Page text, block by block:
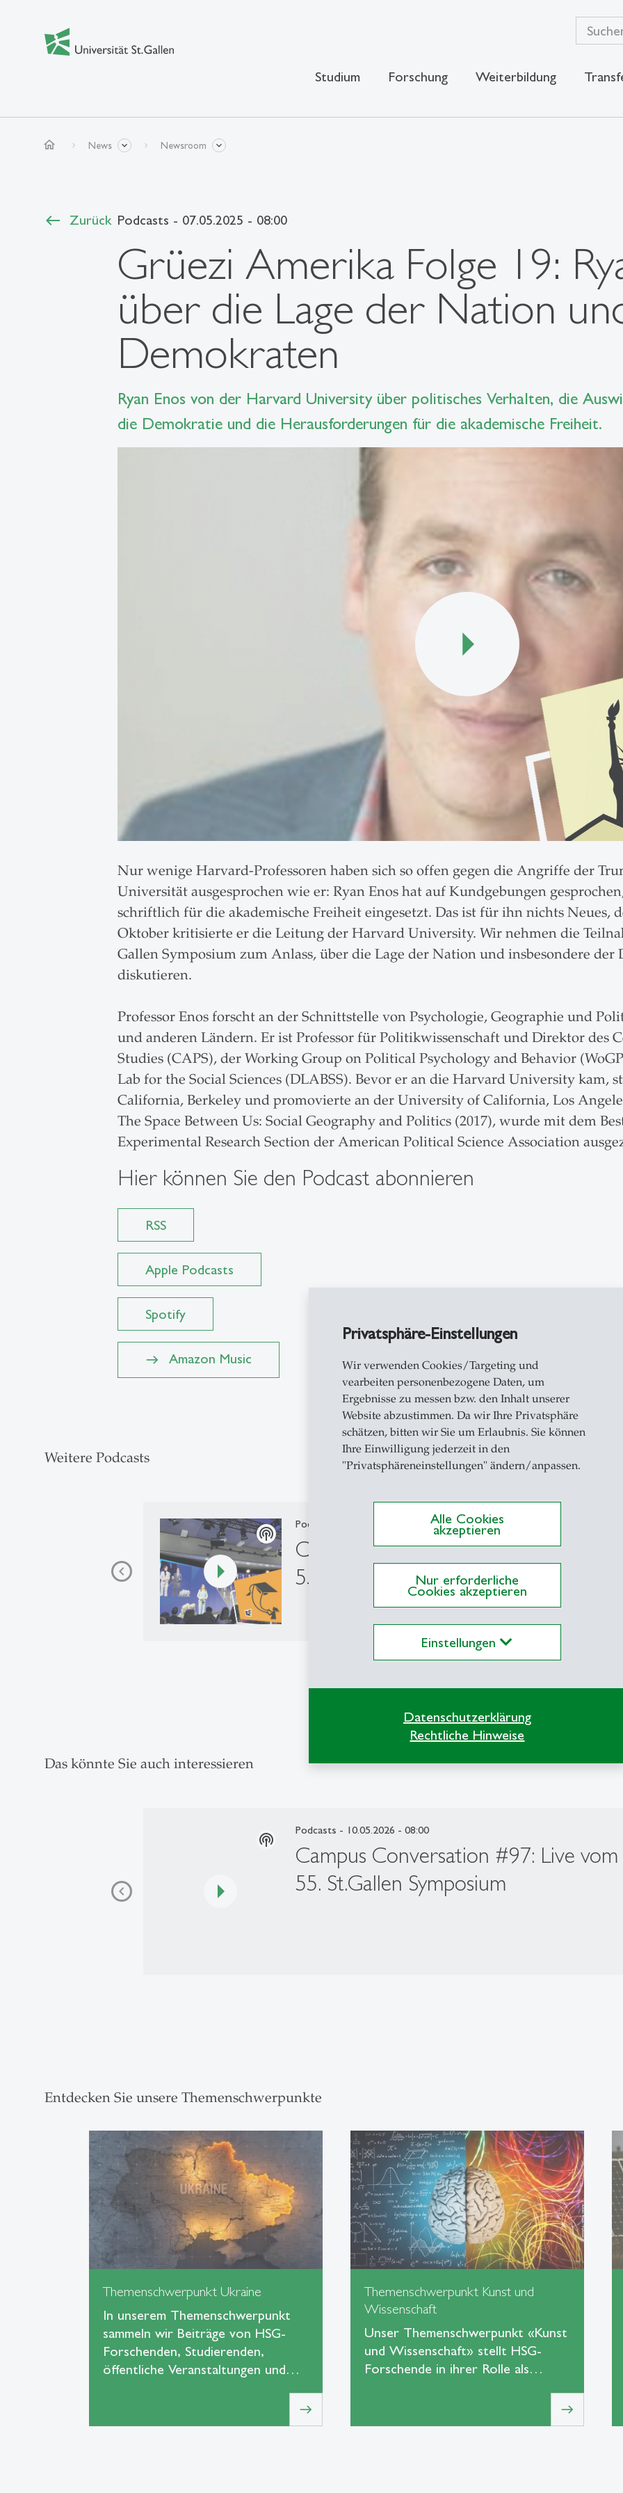
Privatsphäre-Einstellungen
Wir verwenden Cookies/Targeting und
vearbeiten personenbezogene Daten, um
Ergebnisse zu messen bzw. den Inhalt unserer
Website abzustimmen. Da wir Ihre Privatsphäre
schätzen, bitten wir Sie um Erlaubnis. Sie können
Ihre Einwilligung jederzeit in den
"Privatsphäreneinstellungen" ändern/anpassen.
Alle Cookies
akzeptieren
Nur erforderliche
Cookies akzeptieren
Einstellungen
Datenschutzerklärung
Rechtliche Hinweise
Studium Forschung Weiterbildung
home News Newsroom
Zurück Podcasts - 07.05.2025 - 08:00
Grüezi Amerika Folge 19:
über die Lage der Nation
Demokraten
Ryan Enos von der Harvard University über politisches Verhalten, die
die Demokratie und die Herausforderungen für die akademische Freiheit.
Nur wenige Harvard-Professoren haben sich so offen gegen die Angriffe der
Universität ausgesprochen wie er: Ryan Enos hat auf Kundgebungen
schriftlich für die akademische Freiheit eingesetzt. Das ist für ihn nichts Neues,
Oktober kritisierte er die Leitung der Harvard University. Wir nehmen die
Gallen Symposium zum Anlass, über die Lage der Nation und insbesondere der
diskutieren.
Professor Enos forscht an der Schnittstelle von Psychologie, Geographie und
und anderen Ländern. Er ist Professor für Politikwissenschaft und Direktor des
Studies (CAPS), der Working Group on Political Psychology and Behavior
Lab for the Social Sciences (DLABSS). Bevor er an die Harvard University kam,
California, Berkeley und promovierte an der University of California, Los
The Space Between Us: Social Geography and Politics (2017), wurde mit dem
Experimental Research Section der American Political Science Association
Hier können Sie den Podcast abonnieren
RSS
Apple Podcasts
Spotify
Amazon Music
Weitere Podcasts
podcasts
Podcasts
Campus Conversation #97: Live vom
55. St.Gallen Symposium
Das könnte Sie auch interessieren
podcasts
Podcasts - 10.05.2026 - 08:00
Campus Conversation #97: Live vom
55. St.Gallen Symposium
Entdecken Sie unsere Themenschwerpunkte
Themenschwerpunkt Ukraine
In unserem Themenschwerpunkt
sammeln wir Beiträge von HSG-
Forschenden, Studierenden,
öffentliche Veranstaltungen und…
east
Themenschwerpunkt Kunst und
Wissenschaft
Unser Themenschwerpunkt «Kunst
und Wissenschaft» stellt HSG-
Forschende in ihrer Rolle als…
east